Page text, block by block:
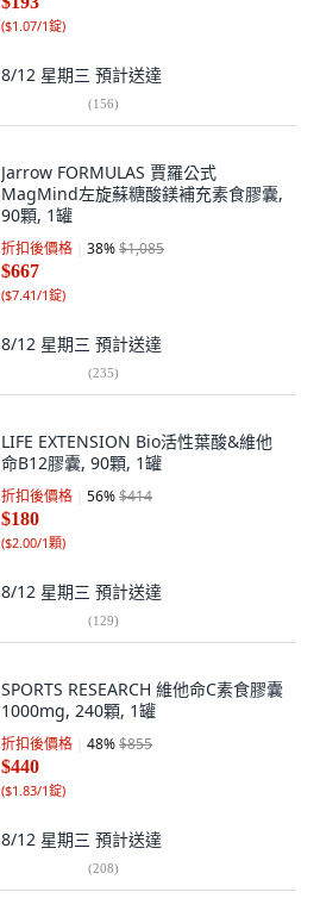
($1.07/1錠)
8/12 星期三 預計送達
(156)
Jarrow FORMULAS 賈羅公式
MagMind左旋蘇糖酸鎂補充素食膠囊,
90顆, 1罐
折扣後價格 38%$1,085
$667
($7.41/1錠)
8/12 星期三 預計送達
(235)
LIFE EXTENSION Bio活性葉酸&維他
命B12膠囊, 90顆, 1罐
折扣後價格 56%$414
$180
($2.00/1顆)
8/12 星期三 預計送達
(129)
SPORTS RESEARCH 維他命C素食膠囊
1000mg, 240顆, 1罐
折扣後價格 48%$855
$440
($1.83/1錠)
8/12 星期三 預計送達
(208)